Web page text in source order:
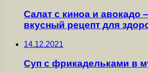
Салат с киноа и авокадо
вкусный рецепт для
14.12.2021
Суп с фрикадельками в